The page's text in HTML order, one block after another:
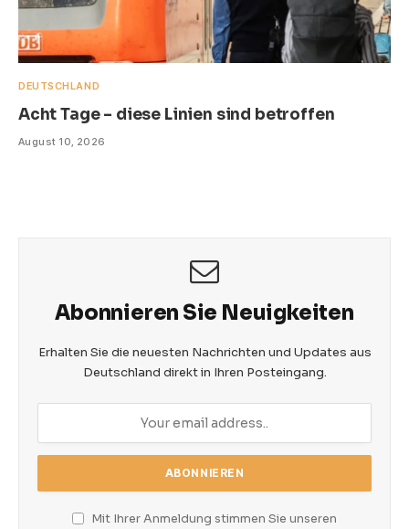
DEUTSCHLAND
Acht Tage – diese Linien sind betroffen
August 10, 2026
Abonnieren Sie Neuigkeiten
Erhalten Sie die neuesten Nachrichten und Updates aus
Deutschland direkt in Ihren Posteingang.
Mit Ihrer Anmeldung stimmen Sie unseren